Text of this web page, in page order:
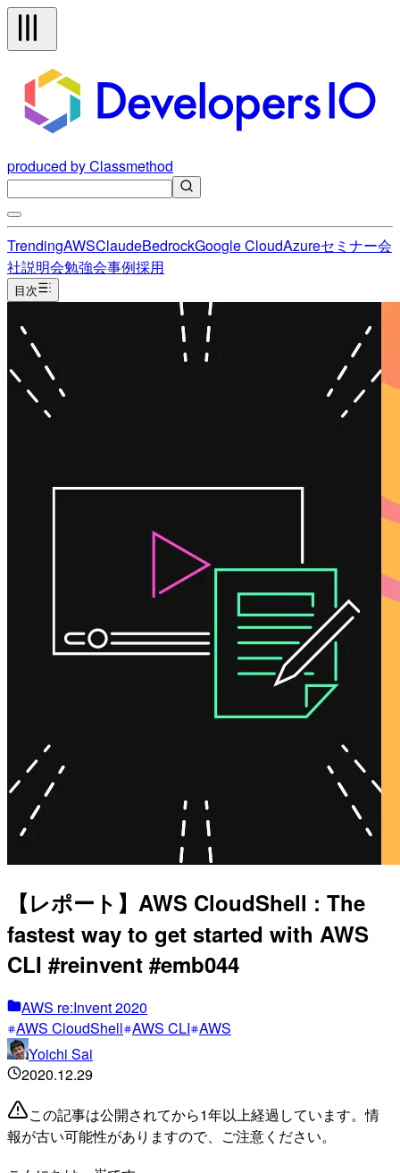
produced by Classmethod
TrendingAWSClaudeBedrockGoogle CloudAzureセミナー会
社説明会勉強会事例採用
目次
【レポート】AWS CloudShell : The
fastest way to get started with AWS
CLI #reinvent #emb044
AWS re:Invent 2020
AWS CloudShell AWS CLI AWS
Yoichi Sai
2020.12.29
この記事は公開されてから1年以上経過しています。情
報が古い可能性がありますので、ご注意ください。